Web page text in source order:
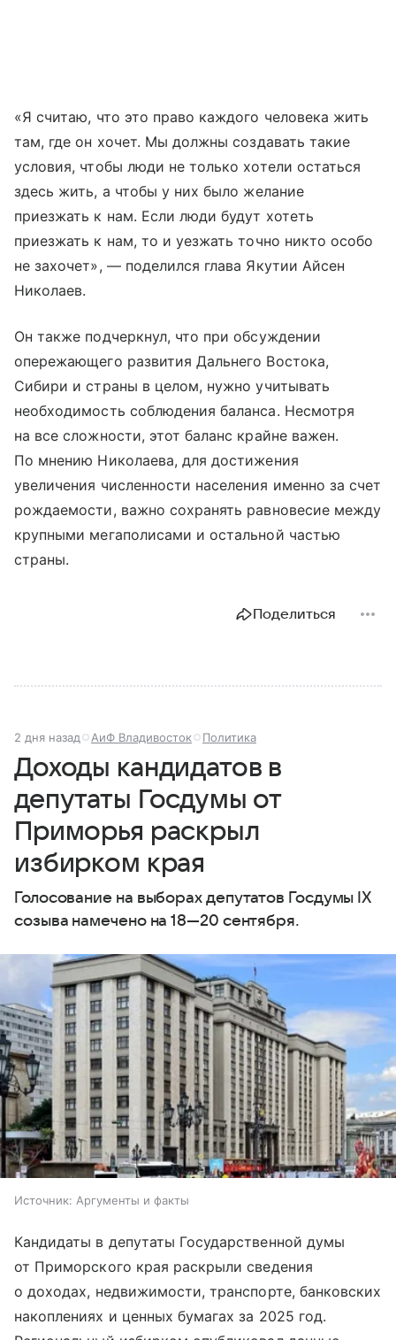
«Я считаю, что это право каждого человека жить
там, где он хочет. Мы должны создавать такие
условия, чтобы люди не только хотели остаться
здесь жить, а чтобы у них было желание
приезжать к нам. Если люди будут хотеть
приезжать к нам, то и уезжать точно никто особо
не захочет», — поделился глава Якутии Айсен
Николаев.
Он также подчеркнул, что при обсуждении
опережающего развития Дальнего Востока,
Сибири и страны в целом, нужно учитывать
необходимость соблюдения баланса. Несмотря
на все сложности, этот баланс крайне важен.
По мнению Николаева, для достижения
увеличения численности населения именно за счет
рождаемости, важно сохранять равновесие между
крупными мегаполисами и остальной частью
страны.
Поделиться
2 дня назад АиФ Владивосток Политика
Доходы кандидатов в
депутаты Госдумы от
Приморья раскрыл
избирком края
Голосование на выборах депутатов Госдумы IX
созыва намечено на18—20 сентября.
Источник: Аргументы и факты
Кандидаты в депутаты Государственной думы
от Приморского края раскрыли сведения
о доходах, недвижимости, транспорте, банковских
накоплениях и ценных бумагах за 2025 год.